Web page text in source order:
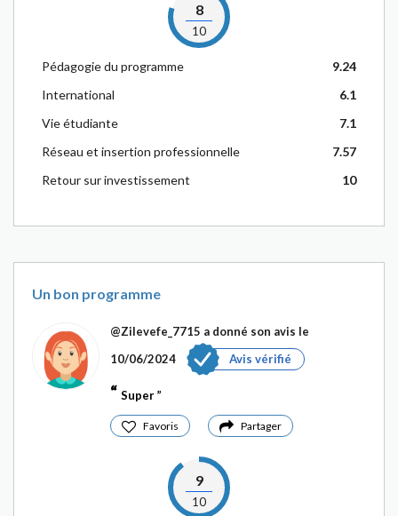
8
10
Pédagogie du programme
9.24
International
6.1
Vie étudiante
7.1
Réseau et insertion professionnelle
7.57
Retour sur investissement
10
Un bon programme
@Zilevefe_7715 a donné son avis le
10/06/2024
Avis vérifié
Super
Favoris Partager
9
10